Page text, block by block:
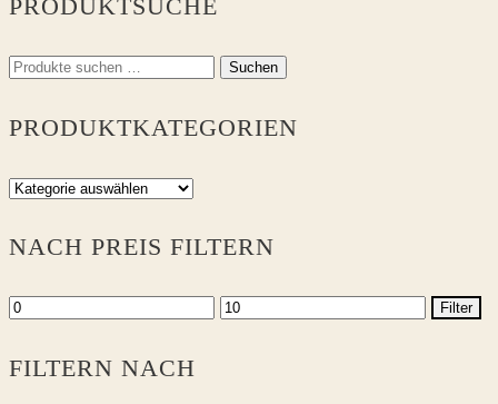
PRODUKTSUCHE
Suchen
Suchen
PRODUKTKATEGORIEN
NACH PREIS FILTERN
Min.
Max.
Filter
FILTERN NACH